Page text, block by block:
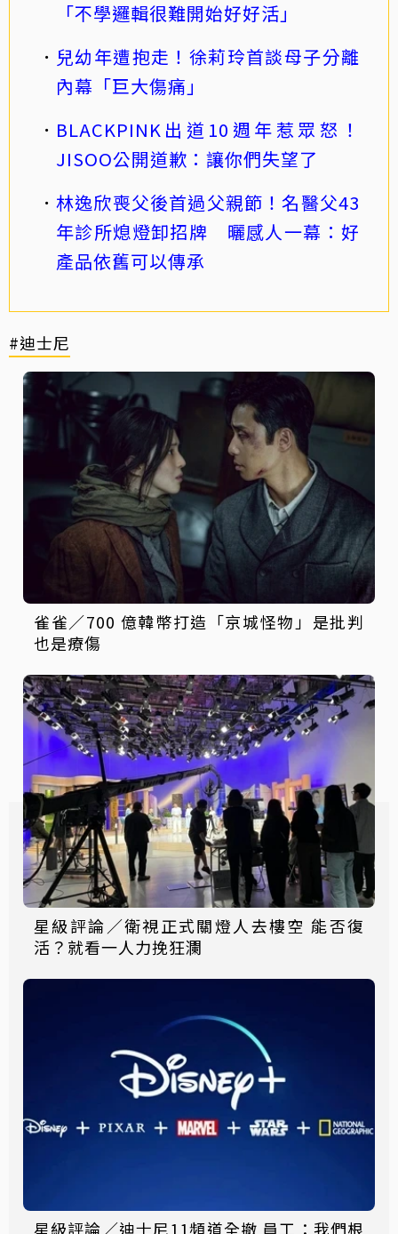
「不學邏輯很難開始好好活」
兒幼年遭抱走！徐莉玲首談母子分離
內幕「巨大傷痛」
BLACKPINK出道10週年惹眾怒！
JISOO公開道歉：讓你們失望了
林逸欣喪父後首過父親節！名醫父43
年診所熄燈卸招牌 曬感人一幕：好
產品依舊可以傳承
#迪士尼
雀雀／700 億韓幣打造「京城怪物」是批判
也是療傷
星級評論／衛視正式關燈人去樓空 能否復
活？就看一人力挽狂瀾
星級評論／迪士尼11頻道全撤 員工：我們根